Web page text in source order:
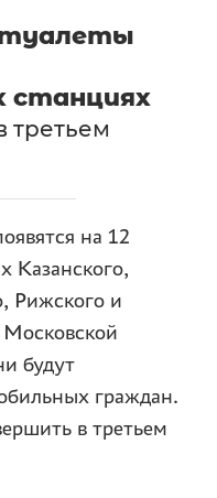
станциях
третьем
на 12
Казанского,
Рижского и
Московской
будут
граждан.
в третьем